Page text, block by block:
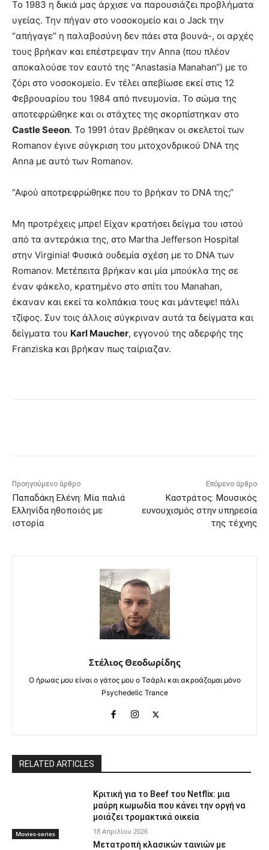
Το 1983 η δικιά μας άρχισε να παρουσιάζει προβλήματα
υγείας. Την πήγαν στο νοσοκομείο και ο Jack την
“απήγαγε” η παλαβοσύνη δεν πάει στα βουνά-, οι αρχές
τους βρήκαν και επέστρεψαν την Anna (που πλέον
αποκαλούσε τον εαυτό της “Anastasia Manahan“) με το
ζόρι στο νοσοκομείο. Εν τέλει απεβίωσε εκεί στις 12
Φεβρουαρίου του 1984 από πνευμονία. Το σώμα της
αποτεφρώθηκε και οι στάχτες της σκορπίστηκαν στο
Castle Seeon. Το 1991 όταν βρέθηκαν οι σκελετοί των
Romanov έγινε σύγκριση του μιτοχονδρικού DNA της
Anna με αυτό των Romanov.
“Αφού αποτρεφρώθηκε που το βρήκαν το DNA της;“
Μη προτρέχεις μπρε! Είχαν κρατήσει δείγμα του ιστού
από τα αντεράκια της, στο Martha Jefferson Hospital
στην Virginia! Φυσικά ουδεμία σχέση με το DNA των
Romanov. Μετέπειτα βρήκαν και μία μπούκλα της σε
έναν φάκελο, κρατημένο στο σπίτι του Manahan,
έκαναν και εκεί τα κολπάκια τους και μάντεψε! πάλι
τζίφος. Συν τοις άλλοις σύγκριναν αυτά τα δείγματα και
δείγματα του Karl Maucher, εγγονού της αδερφής της
Franziska και βρήκαν πως ταίριαζαν.
Προηγούμενο άρθρο
Παπαδάκη Ελένη: Μία παλιά
Ελληνίδα ηθοποιός με
ιστορία
Επόμενο άρθρο
Καστράτος: Μουσικός
ευνουχισμός στην υπηρεσία
της τέχνης
Στέλιος Θεοδωρίδης
Ο ήρωας μου είναι ο γάτος μου ο Τσάρλι και ακροάζομαι μόνο
Psychedelic Trance
RELATED ARTICLES
Movies-series
Κριτική για το Beef του Netflix: μια
μαύρη κωμωδία που κάνει την οργή να
μοιάζει τρομακτικά οικεία
18 Απριλίου 2026
Μετατροπή κλασικών ταινιών με